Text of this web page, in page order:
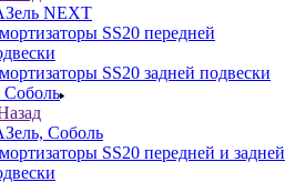
NEXT
SS20 передней
SS20 задней подвески
Соболь
Соболь
SS20 передней и задней